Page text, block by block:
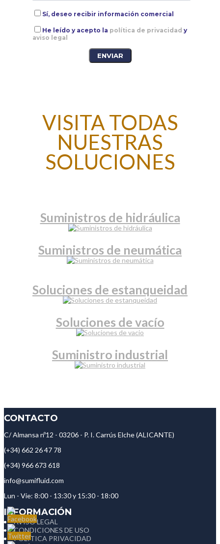
Sí, deseo recibir información comercial
He leído y acepto la política de privacidad y
aviso legal
VISITA TODAS
NUESTRAS
SOLUCIONES
Suministros de hidráulica
Suministros de neumática
Soluciones de estanqueidad
Soluciones de vacío
Suministro industrial
CONTACTO
C/ Almansa nº12 - 03206 - P. I. Carrús Elche (ALICANTE)
(+34) 662 26 47 78
(+34) 966 673 618
info@sumifluid.com
Lun - Vie: 8:00 - 13:30 y 15:30 - 18:00
INFORMACIÓN
AVISO LEGAL
CONDICIONES DE USO
POLÍTICA PRIVACIDAD